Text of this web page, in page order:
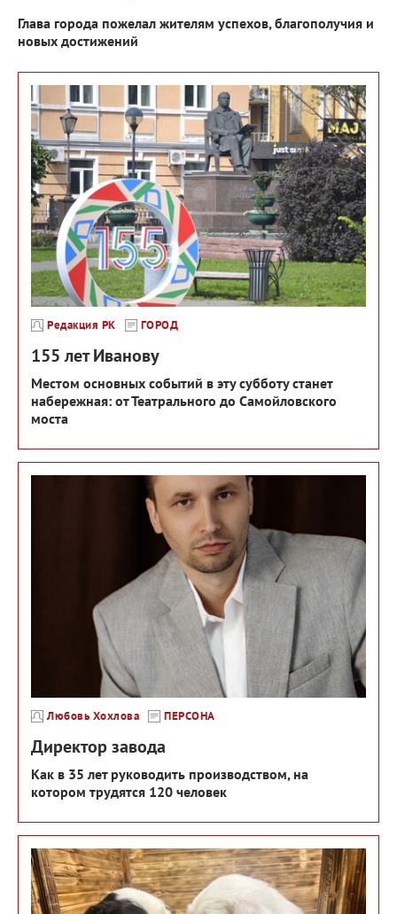
Глава города пожелал жителям успехов, благополучия и
новых достижений
Редакция РК ГОРОД
155 лет Иванову
Местом основных событий в эту субботу станет
набережная: от Театрального до Самойловского
моста
Любовь Хохлова ПЕРСОНА
Директор завода
Как в 35 лет руководить производством, на
котором трудятся 120 человек